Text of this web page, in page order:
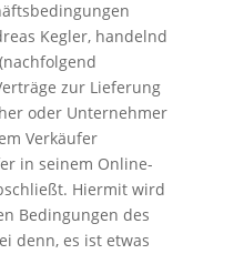
Kegler, handelnd
zur Lieferung
oder Unternehmer
Verkäufer
in seinem Online-
Hiermit wird
Bedingungen des
denn, es ist etwas